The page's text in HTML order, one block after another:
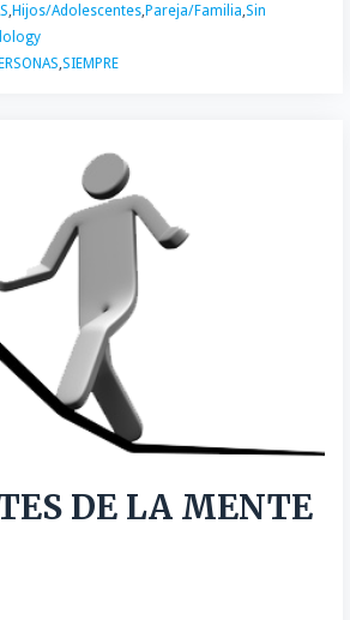
Hijos/Adolescentes, Pareja/Familia Sin
SIEMPRE
DE LA MENTE